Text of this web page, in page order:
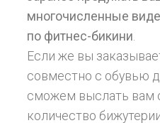
многочисленные
по фитнес-бикини
Если же вы
совместно с обувью
сможем выслать вам
количество